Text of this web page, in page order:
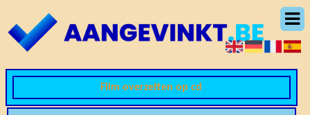
Film overzetten op cd